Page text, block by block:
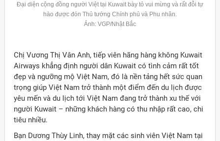
Đại diện cộng đồng người Việt tại Kuwait bày tỏ vui mừng và rất đỗi tự
hào được đón Thủ tướng Chính phủ và Phu nhân.
Ảnh: VGP/Nhật Bắc
Chị Vương Thị Vân Anh, tiếp viên hãng hàng không Kuwait
Airways khẳng định người dân Kuwait có tình cảm rất tốt
đẹp và ngưỡng mộ Việt Nam, đó là nền tảng hết sức quan
trọng giúp Việt Nam trở thành một điểm đến du lịch được
yêu mến và du lịch tới Việt Nam đang trở thành xu thế với
người Kuwait – những khách hàng có thu nhập rất cao, chi
tiêu nhiều.
Bạn Dương Thùy Linh, thay mặt các sinh viên Việt Nam tại